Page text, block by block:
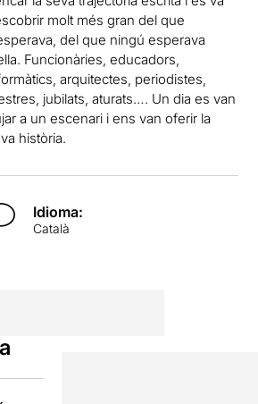
molt més gran del que
del que ningú esperava
Funcionàries, educadors,
arquitectes, periodistes,
jubilats, aturats…. Un dia es van
a un escenari i ens van oferir la
història.
Idioma:
Català